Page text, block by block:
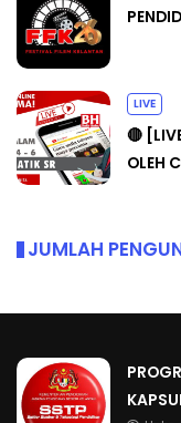
LIVE
🔴
OLEH
JUMLAH